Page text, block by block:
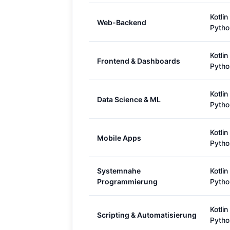
Web-Backend
Kotlin
Frontend & Dashboards
Kotlin
Data Science & ML
Kotlin
Mobile Apps
Kotlin
Systemnahe
Programmierung
Kotlin
Scripting & Automatisierung
Kotlin